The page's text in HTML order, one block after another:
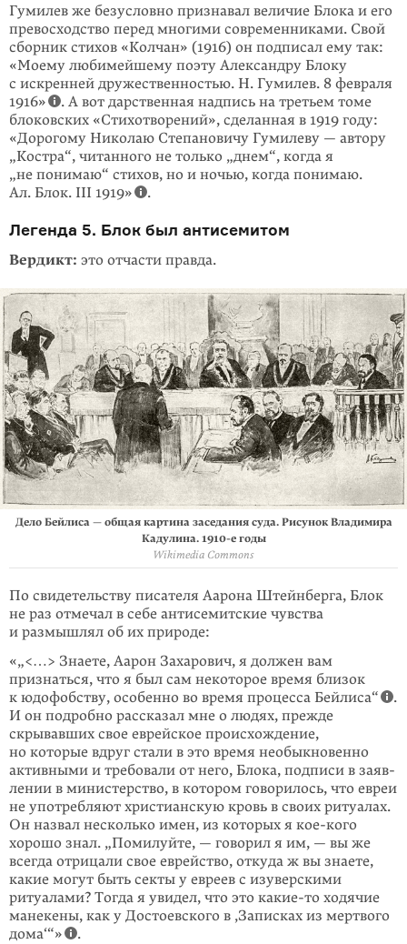
Гумилев же безусловно признавал величие Блока и его
превосходство перед многими современниками. Свой
сборник стихов «Колчан» (1916) он подписал ему так:
«Моему любимейшему поэту Александру Блоку
с искренней друже­ственностью. Н. Гумилев. 8 февраля
1916»
. А вот дарственная надпись на третьем томе
блоковских «Стихотворений», сделанная в 1919 году:
«Дорогому Николаю Степановичу Гумилеву — автору
„Костра“, читанного не только „днем“, когда я
„не понимаю“ стихов, но и ночью, когда понимаю.
Ал. Блок. III 1919»
.
Легенда 5. Блок был антисемитом
Вердикт: это отчасти правда.
Дело Бейлиса — общая картина заседания суда. Рисунок Владимира
Кадулина. 1910-егоды
Wikimedia Commons
По свидетельству писателя Аарона Штейнберга, Блок
не раз отмечал в себе антисемитские чувства
и размышлял об их природе:
«„<…> Знаете, Аарон Захарович, я должен вам
признаться, что я был сам некоторое время близок
к юдофобству, особенно во время процесса Бейлиса“
.
И он подробно рассказал мне о людях, прежде
скрывавших свое еврейское происхождение,
но которые вдруг стали в это время необыкновенно
активными и требовали от него, Блока, подписи в заяв­
лении в министерство, в котором говорилось, что евреи
не употребляют христианскую кровь в своих ритуалах.
Он назвал несколько имен, из которых я кое-кого
хорошо знал. „Помилуйте, — говорил я им, — вы же
всегда отрицали свое еврейство, откуда ж вы знаете,
какие могут быть секты у евреев с изуверскими
ритуалами? Тогда я увидел, что это какие-то ходячие
манекены, как у Достоевского в ‚Записках из мертвого
дома‘“»
.